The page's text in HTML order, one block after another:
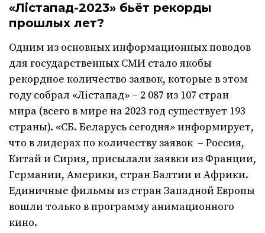
«Лістапад-2023» бьёт рекорды
прошлых лет?
Одним из основных информационных поводов
для государственных СМИ стало якобы
рекордное количество заявок, которые в этом
году собрал «Лістапад» – 2 087 из 107 стран
мира (всего в мире на 2023 год существует 193
страны). «СБ. Беларусь сегодня» информирует,
что в лидерах по количеству заявок – Россия,
Китай и Сирия, присылали заявки из Франции,
Германии, Америки, стран Балтии и Африки.
Единичные фильмы из стран Западной Европы
вошли только в программу анимационного
кино.